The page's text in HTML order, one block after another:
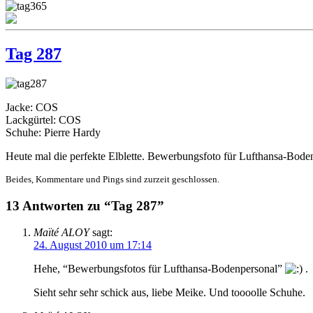
Tag 287
Jacke: COS
Lackgürtel: COS
Schuhe: Pierre Hardy
Heute mal die perfekte Elblette. Bewerbungsfoto für Lufthansa-
Beides, Kommentare und Pings sind zurzeit geschlossen.
13 Antworten zu “Tag 287”
Maïté ALOY sagt:
24. August 2010 um 17:14
Hehe, “Bewerbungsfotos für Lufthansa-Bodenpersonal”
.
Sieht sehr sehr schick aus, liebe Meike. Und toooolle Schuhe.